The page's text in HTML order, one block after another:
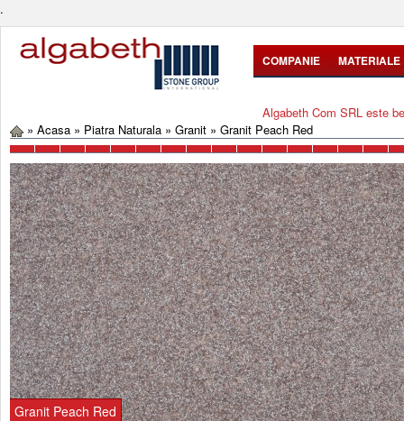
.
COMPANIE MATERIALE
Algabeth Com SRL este
» Acasa » Piatra Naturala » Granit » Granit Peach Red
Granit Peach Red